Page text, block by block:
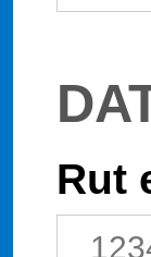
Rut